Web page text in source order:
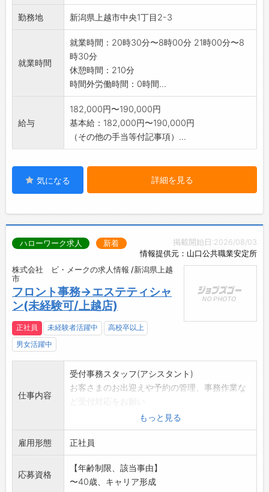
ッフへの連絡
採用後、業務内容の変更予定なし
勤務地 新潟県上越市中央1丁目2-3
就業時間
就業時間：20時30分〜8時00分 21時00分〜8
時30分
休憩時間：210分
時間外労働時間：0時間...
給与
182,000円〜190,000円
基本給：182,000円〜190,000円
（その他の手当等付記事項）...
気になる 詳細を見る
掲載開始日:2026/08/03
情報提供元：山口公共職業安定所
ハローワーク求人 新着
株式会社 ビ・メークの求人情報 /新潟県上越
市
フロント事務→エステティシャ
ン(未経験可/上越店)
正社員 未経験者活躍中
高校卒以上
男女活躍中
仕事内容
受付事務スタッフ(アシスタント)
お客さまのお出迎えや予約の管理、事務作業な
受付事務(アシスタント)からスタートし、ゆく
ゆくはエステティ
シャンの業務もお願いしたいと思っております!
サロンの顔として、笑顔でお客さまを迎えてあ
げてくださいね。
もっと見る
雇用形態 正社員
応募資格
【年齢制限、該当事由】
〜40歳、キャリア形成